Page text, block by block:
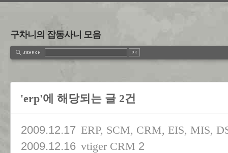
구차니의 잡동사니 모음
'erp'에 해당되는 글 2건
2009.12.17 ERP, SCM, CRM, EIS, MIS,
2009.12.16 vtiger CRM 2